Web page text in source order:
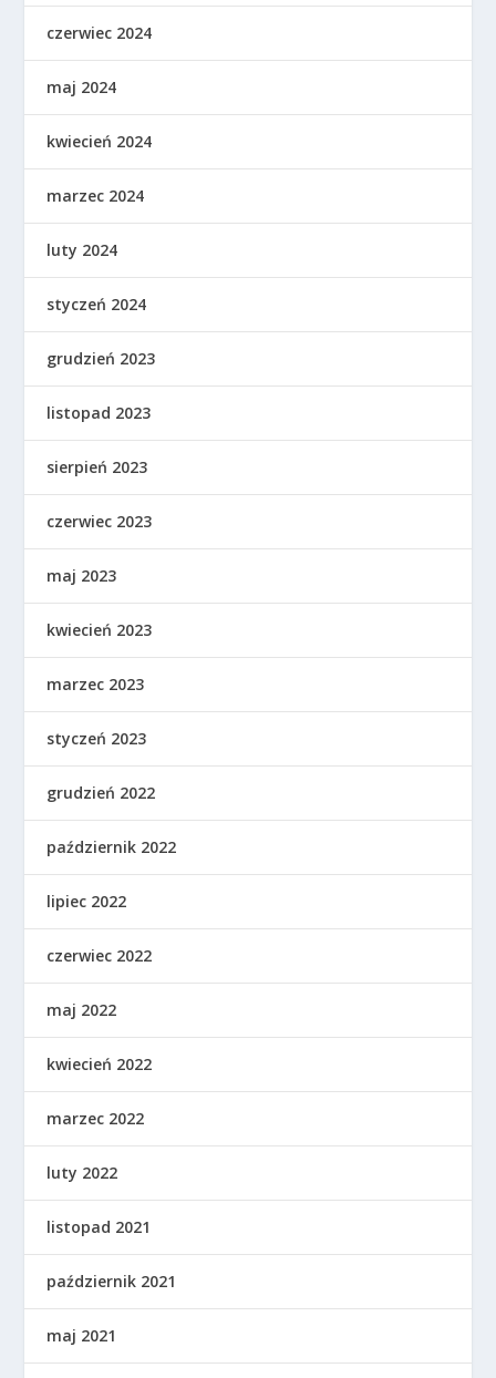
czerwiec 2024
maj 2024
kwiecień 2024
marzec 2024
luty 2024
styczeń 2024
grudzień 2023
listopad 2023
sierpień 2023
czerwiec 2023
maj 2023
kwiecień 2023
marzec 2023
styczeń 2023
grudzień 2022
październik 2022
lipiec 2022
czerwiec 2022
maj 2022
kwiecień 2022
marzec 2022
luty 2022
listopad 2021
październik 2021
maj 2021